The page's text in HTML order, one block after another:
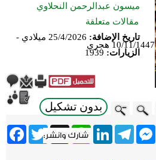
ميسون عبدالرحمن النحلاوي
مقالات متعلقة
تاريخ الإضافة:
25/4/2026 ميلادي -
10/11/1447 هجري
الزيارات: 1939
بدون تشكيل
Twitter X
WhatsApp
LinkedInTelegram
Messenger